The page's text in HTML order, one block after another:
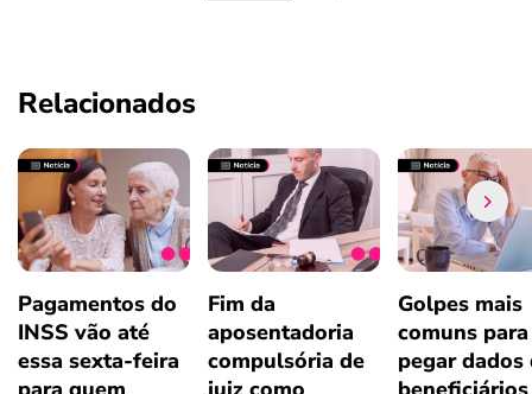
Relacionados
Pagamentos do
INSS vão até
essa sexta-feira
Fim da
aposentadoria
compulsória de
Golpes mais
comuns para
pegar dados